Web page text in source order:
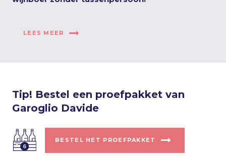
LEES MEER
Tip! Bestel een proefpakket van
Garoglio Davide
BESTEL HET PROEFPAKKET